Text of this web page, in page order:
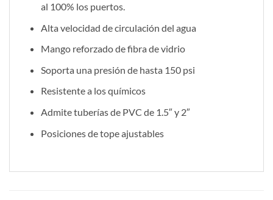
al 100% los puertos.
Alta velocidad de circulación del agua
Mango reforzado de fibra de vidrio
Soporta una presión de hasta 150 psi
Resistente a los químicos
Admite tuberías de PVC de 1.5″ y 2″
Posiciones de tope ajustables